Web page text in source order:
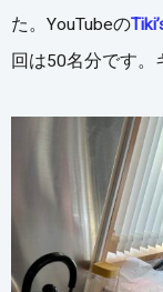
た。YouTubeの
回は50名分です。